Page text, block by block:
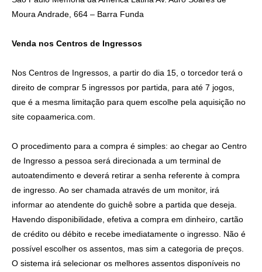
Moura Andrade, 664 – Barra Funda
Venda nos Centros de Ingressos
Nos Centros de Ingressos, a partir do dia 15, o torcedor terá o
direito de comprar 5 ingressos por partida, para até 7 jogos,
que é a mesma limitação para quem escolhe pela aquisição no
site copaamerica.com.
O procedimento para a compra é simples: ao chegar ao Centro
de Ingresso a pessoa será direcionada a um terminal de
autoatendimento e deverá retirar a senha referente à compra
de ingresso. Ao ser chamada através de um monitor, irá
informar ao atendente do guichê sobre a partida que deseja.
Havendo disponibilidade, efetiva a compra em dinheiro, cartão
de crédito ou débito e recebe imediatamente o ingresso. Não é
possível escolher os assentos, mas sim a categoria de preços.
O sistema irá selecionar os melhores assentos disponíveis no